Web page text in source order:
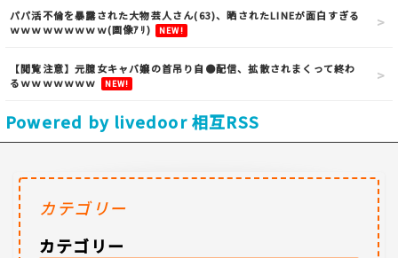
パパ活不倫を暴露された大物芸人さん(63)、晒されたLINEが面白すぎる
ｗｗｗｗｗｗｗｗｗ(画像ｱﾘ)
NEW!
【閲覧注意】元臆女キャバ嬢の首吊り自●配信、拡散されまくって終わ
るｗｗｗｗｗｗｗ
NEW!
Powered by livedoor 相互RSS
カテゴリー
カテゴリー